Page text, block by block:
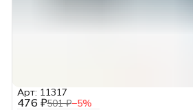
476 ₽501 ₽−5%
Арт: 11317